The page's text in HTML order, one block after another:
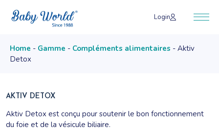
the Login
Home Gamme Compléments alimentaires
Aktiv
Detox
AKTIV DETOX
Aktiv Detox est conçu pour soutenir le bon fonctionnement
du foie et de la vésicule biliaire.